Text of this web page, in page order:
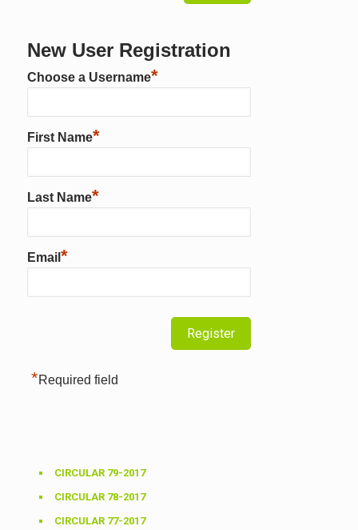
New User Registration
Choose a Username*
First Name*
Last Name*
Email *
*Required field
CIRCULAR 79-2017
CIRCULAR 78-2017
CIRCULAR 77-2017